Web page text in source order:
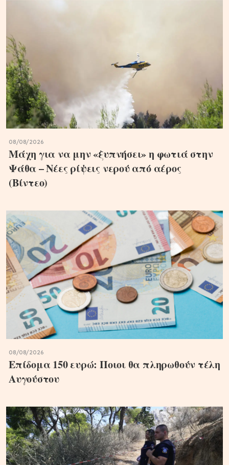
08/08/2026
Μάχη για να μην «ξυπνήσει» η φωτιά στην
Ψάθα – Νέες ρίψεις νερού από αέρος
(Βίντεο)
08/08/2026
Επίδομα 150 ευρώ: Ποιοι θα πληρωθούν τέλη
Αυγούστου